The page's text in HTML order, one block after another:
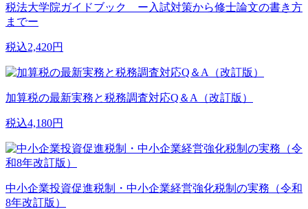
税法大学院ガイドブック ー入試対策から修士論文の書き方
までー
税込2,420円
加算税の最新実務と税務調査対応Q＆A（改訂版）
税込4,180円
中小企業投資促進税制・中小企業経営強化税制の実務（令和
8年改訂版）